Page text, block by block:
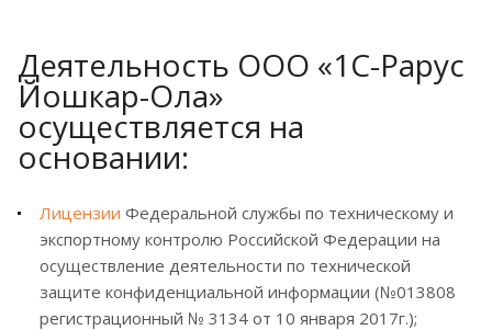
Деятельность ООО «1С-Рарус
Йошкар-Ола»
осуществляется на
основании:
Лицензии Федеральной службы по техническому и
экспортному контролю Российской Федерации на
осуществление деятельности по технической
защите конфиденциальной информации (№013808
регистрационный № 3134 от 10 января 2017г.);